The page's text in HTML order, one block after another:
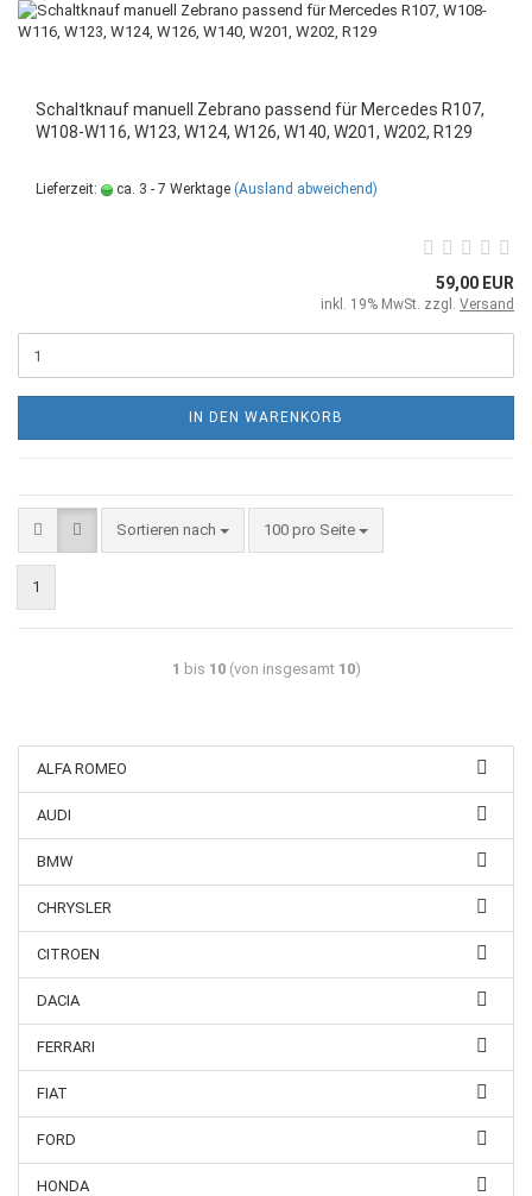
Schaltknauf manuell Zebrano passend für Mercedes R107,
W108-W116, W123, W124, W126, W140, W201, W202, R129
Lieferzeit: ca. 3 - 7 Werktage (Ausland abweichend)
59,00 EUR
inkl. 19% MwSt. zzgl. Versand
IN DEN WARENKORB
Sortieren nach 100 pro Seite
1
1 bis 10(von insgesamt 10)
ALFA ROMEO
AUDI
BMW
CHRYSLER
CITROEN
DACIA
FERRARI
FIAT
FORD
HONDA